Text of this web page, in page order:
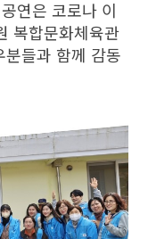
연은 코로나 이
복합문화체육관
분들과 함께 감동